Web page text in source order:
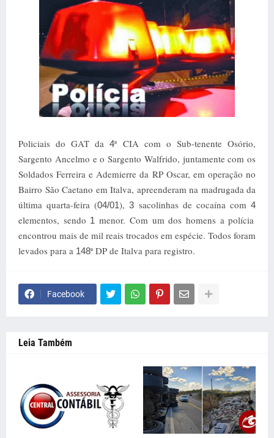
Policiais do GAT da4ª CIA com o Sub-tenente Osório,
Sargento Ancelmo e o Sargento Walfrido, juntamente com os
Soldados Ferreira e Ademierre da RP Oscar, em operação no
Bairro São Caetano em Italva, apreenderam na madrugada da
última quarta-feira (04/01),3 sacolinhas de cocaína com 4
elementos, sendo 1 menor. Com um dos homens a polícia
encontrou mais de mil reais trocados em espécie. Todos foram
levados para a 148ª DP de Italva para registro.
Facebook
Leia Também